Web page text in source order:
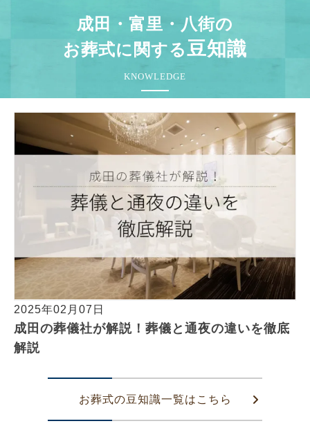
成田・富里・八街の
お葬式に関する豆知識
KNOWLEDGE
2025年02月07日
成田の葬儀社が解説！葬儀と通夜の違いを徹底
解説
お葬式の豆知識一覧はこちら